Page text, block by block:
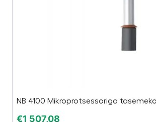
NB 4100 Mikroprotsessoriga
€1 507,08